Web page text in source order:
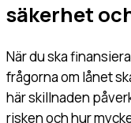
säkerhet
När du ska
frågorna om lånet
här skillnaden
risken och hur